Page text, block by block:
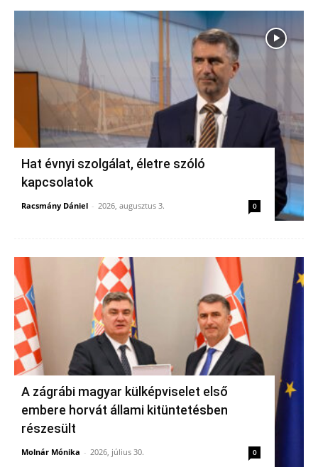
Hat évnyi szolgálat, életre szóló
kapcsolatok
Racsmány Dániel - 2026, augusztus 3. 0
A zágrábi magyar külképviselet első
embere horvát állami kitüntetésben
részesült
Molnár Mónika - 2026, július 30. 0